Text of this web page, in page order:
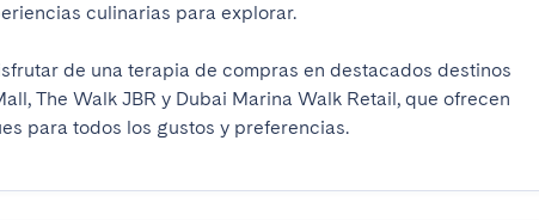
culinarias para explorar.
de una terapia de compras en destacados destinos
The Walk JBR y Dubai Marina Walk Retail, que ofrecen
para todos los gustos y preferencias.